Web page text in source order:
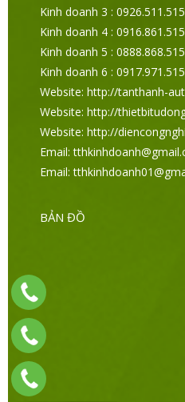
Kinh doanh 3 : 0926.511.515
Kinh doanh 4 : 0916.861.515
Kinh doanh 5 : 0888.868.515
Kinh doanh 6 : 0917.971.515
Website: http://tanthanh-
Website: http://
Website: http://
Email:
Email:
BẢN ĐỒ